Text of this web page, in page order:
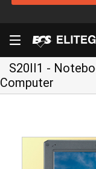
S20II1 -
Computer